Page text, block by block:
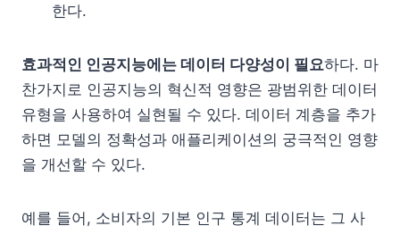
한다.
효과적인 인공지능에는 데이터 다양성이 필요하다. 마
찬가지로 인공지능의 혁신적 영향은 광범위한 데이터
유형을 사용하여 실현될 수 있다. 데이터 계층을 추가
하면 모델의 정확성과 애플리케이션의 궁극적인 영향
을 개선할 수 있다.
예를 들어, 소비자의 기본 인구 통계 데이터는 그 사